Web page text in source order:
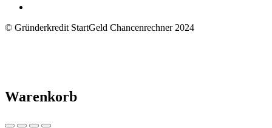
© Gründerkredit StartGeld Chancenrechner 2024
Warenkorb